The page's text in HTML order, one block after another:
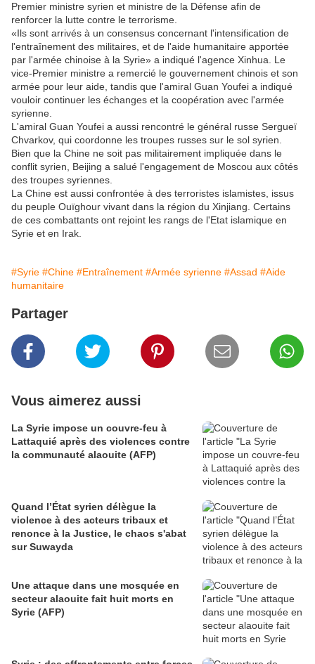
Premier ministre syrien et ministre de la Défense afin de
renforcer la lutte contre le terrorisme.
«Ils sont arrivés à un consensus concernant l'intensification de
l'entraînement des militaires, et de l'aide humanitaire apportée
par l'armée chinoise à la Syrie» a indiqué l'agence Xinhua. Le
vice-Premier ministre a remercié le gouvernement chinois et son
armée pour leur aide, tandis que l'amiral Guan Youfei a indiqué
vouloir continuer les échanges et la coopération avec l'armée
syrienne.
L'amiral Guan Youfei a aussi rencontré le général russe Sergueï
Chvarkov, qui coordonne les troupes russes sur le sol syrien.
Bien que la Chine ne soit pas militairement impliquée dans le
conflit syrien, Beijing a salué l'engagement de Moscou aux côtés
des troupes syriennes.
La Chine est aussi confrontée à des terroristes islamistes, issus
du peuple Ouïghour vivant dans la région du Xinjiang. Certains
de ces combattants ont rejoint les rangs de l'Etat islamique en
Syrie et en Irak.
#Syrie #Chine #Entraînement #Armée syrienne #Assad #Aide
humanitaire
Partager
Vous aimerez aussi
La Syrie impose un couvre-feu à
Lattaquié après des violences contre
la communauté alaouite (AFP)
Quand l’État syrien délègue la
violence à des acteurs tribaux et
renonce à la Justice, le chaos s'abat
sur Suwayda
Une attaque dans une mosquée en
secteur alaouite fait huit morts en
Syrie (AFP)